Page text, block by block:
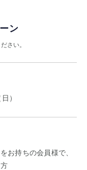
ン
さい。
）
お持ちの会員様で、